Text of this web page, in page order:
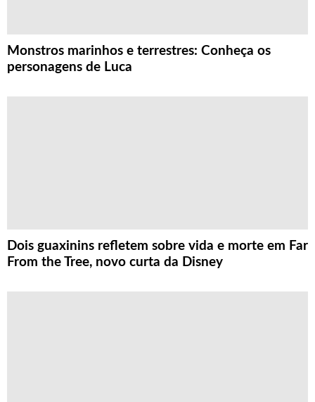
Monstros marinhos e terrestres: Conheça os
personagens de Luca
Dois guaxinins refletem sobre vida e morte em Far
From the Tree, novo curta da Disney